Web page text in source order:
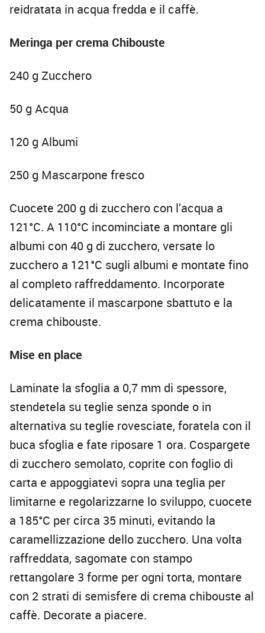
reidratata in acqua fredda e il caffè.
Meringa per crema Chibouste
240 g Zucchero
50 g Acqua
120 g Albumi
250 g Mascarpone fresco
Cuocete 200 g di zucchero con l’acqua a
121°C. A 110°C incominciate a montare gli
albumi con 40 g di zucchero, versate lo
zucchero a 121°C sugli albumi e montate fino
al completo raffreddamento. Incorporate
delicatamente il mascarpone sbattuto e la
crema chibouste.
Mise en place
Laminate la sfoglia a 0,7 mm di spessore,
stendetela su teglie senza sponde o in
alternativa su teglie rovesciate, foratela con il
buca sfoglia e fate riposare 1 ora. Cospargete
di zucchero semolato, coprite con foglio di
carta e appoggiatevi sopra una teglia per
limitarne e regolarizzarne lo sviluppo, cuocete
a 185°C per circa 35 minuti, evitando la
caramellizzazione dello zucchero. Una volta
raffreddata, sagomate con stampo
rettangolare 3 forme per ogni torta, montare
con 2 strati di semisfere di crema chibouste al
caffè. Decorate a piacere.